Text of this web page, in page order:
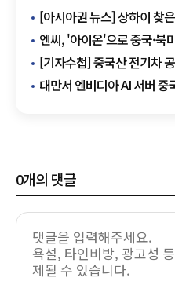
[아시아권 뉴스] 상하이 찾
자동차 수출 509만대
엔씨, '아이온'으로 중국·
글로벌로 잇는다
[기자수첩] 중국산 전기차
대만서 엔비디아 AI 서버
0개의 댓글